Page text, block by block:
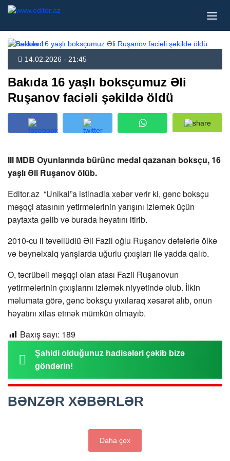
14.02.2026 - 21:45
Bakıda 16 yaşlı boksçumuz Əli
Ruşanov faciəli şəkildə öldü
III MDB Oyunlarında bürünc medal qazanan boksçu, 16
yaşlı Əli Ruşanov ölüb.
Editor.az “Unikal”a istinadla xəbər verir ki, gənc boksçu
məşqçi atasının yetirmələrinin yarışını izləmək üçün
paytaxta gəlib və burada həyatını itirib.
2010-cu il təvəllüdlü Əli Fazil oğlu Ruşanov dəfələrlə ölkə
və beynəlxalq yarışlarda uğurlu çıxışları ilə yadda qalıb.
O, təcrübəli məşqçi olan atası Fazil Ruşanovun
yetirmələrinin çıxışlarını izləmək niyyətində olub. İlkin
məlumata görə, gənc boksçu yıxılaraq xəsarət alıb, onun
həyatını xilas etmək mümkün olmayıb.
Baxış sayı: 189
Şahidi olduğunuz hadisələri çəkib bizə
göndərin!
BƏNZƏR XƏBƏRLƏR
Daha çox